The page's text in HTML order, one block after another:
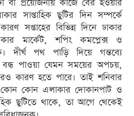
বা প্রয়োজনীয় কাজে বের হওয়ার
সাপ্তাহিক ছুটির দিন সম্পর্কে
সপ্তাহের বিভিন্ন দিনে ঢাকার
মার্কেট, শপিং কমপ্লেক্স ও
দীর্ঘ পথ পাড়ি দিয়ে গন্তব্যে
বন্ধ পাওয়া যেমন সময়ের অপচয়,
কারণ হতে পারে। তাই শনিবার
কোন এলাকার দোকানপাট ও
ছুটিতে থাকে, তা আগে থেকেই